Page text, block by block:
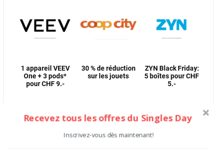
1 appareil VEEV
One + 3 pods*
pour CHF 9.-
30 % de réduction
sur les jouets
ZYN Black Friday:
5 boîtes pour CHF
5.-
Recevez tous les offres du Singles Day
Inscrivez-vous dès maintenant!